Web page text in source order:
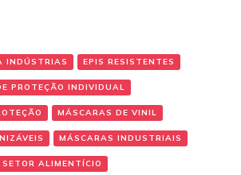
INDÚSTRIAS EPIS RESISTENTES
PROTEÇÃO INDIVIDUAL
MÁSCARAS DE VINIL
MÁSCARAS INDUSTRIAIS
ALIMENTÍCIO